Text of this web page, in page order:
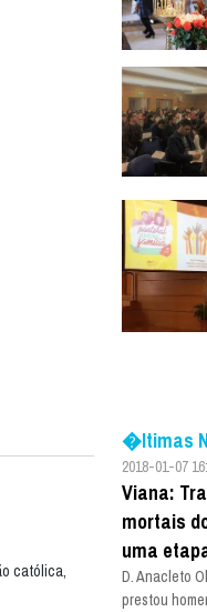
católica,
�ltimas
2018-01-07
Viana:
mortais
uma
D. Anacleto
prestou